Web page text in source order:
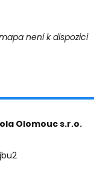
není k dispozici
Olomouc s.r.o.